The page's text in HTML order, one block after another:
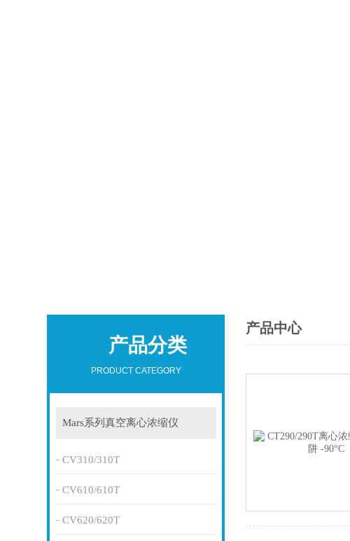
产品分类
PRODUCT CATEGORY
Mars系列真空离心浓缩仪
CV310/310T
CV610/610T
CV620/620T
产品中心